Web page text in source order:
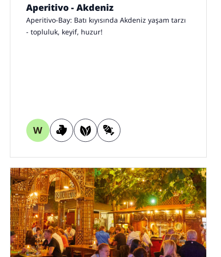
Aperitivo - Akdeniz
Aperitivo-Bay: Batı kıyısında Akdeniz yaşam tarzı
- topluluk, keyif, huzur!